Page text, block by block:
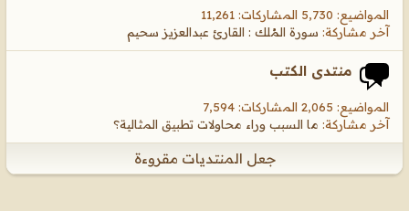
المواضيع: 5,730 المشاركات: 11,261
آخر مشاركة: سورة المُلك : القارئ عبدالعزيز سحيم
منتدى الكتب
المواضيع: 2,065 المشاركات: 7,594
آخر مشاركة: ما السبب وراء محاولات تطبيق المثالية؟
جعل المنتديات مقروءة